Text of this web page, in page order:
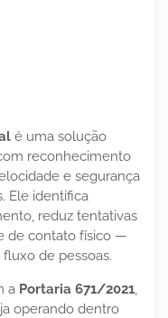
é uma solução
reconhecimento
e segurança
Ele identifica
reduz tentativas
de contato físico —
de pessoas.
a Portaria 671/2021,
operando dentro